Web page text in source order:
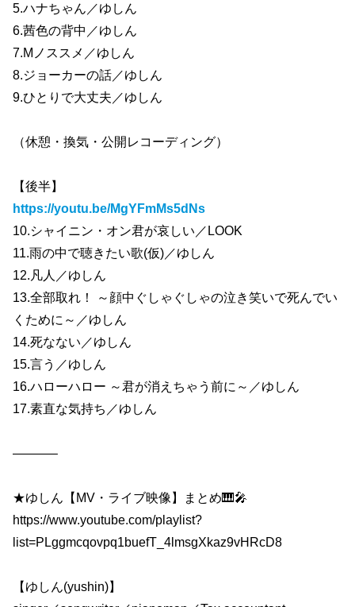
5.ハナちゃん／ゆしん
6.茜色の背中／ゆしん
7.Mノススメ／ゆしん
8.ジョーカーの話／ゆしん
9.ひとりで大丈夫／ゆしん
（休憩・換気・公開レコーディング）
【後半】
https://youtu.be/MgYFmMs5dNs
10.シャイニン・オン君が哀しい／LOOK
11.雨の中で聴きたい歌(仮)／ゆしん
12.凡人／ゆしん
13.全部取れ！ ～顔中ぐしゃぐしゃの泣き笑いで死んでい
くために～／ゆしん
14.死なない／ゆしん
15.言う／ゆしん
16.ハローハロー ～君が消えちゃう前に～／ゆしん
17.素直な気持ち／ゆしん
———–
★ゆしん【MV・ライブ映像】まとめ🎹🎤
https://www.youtube.com/playlist?
list=PLggmcqovpq1buefT_4lmsgXkaz9vHRcD8
【ゆしん(yushin)】